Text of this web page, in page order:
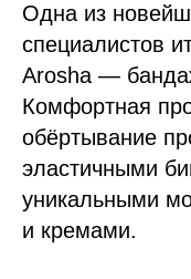
Одна из
специалистов
Arosha —
Комфортная
обёртывание
эластичными
уникальными
и кремами.